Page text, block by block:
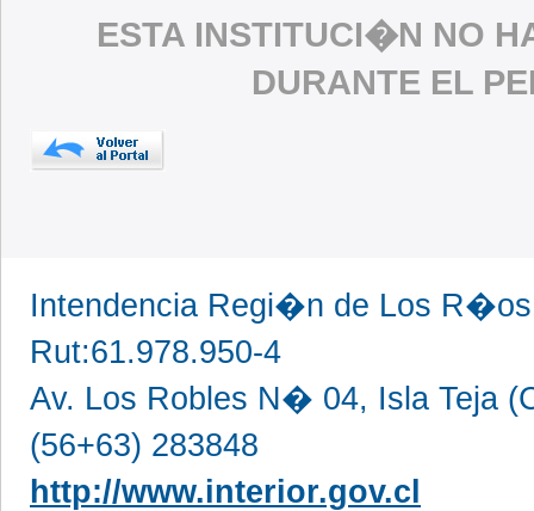
ESTA INSTITUCI�N NO
DURANTE EL
Intendencia Regi�n de Los
Rut:61.978.950-4
Av. Los Robles N� 04, Isla Teja
(56+63) 283848
http://www.interior.gov.cl